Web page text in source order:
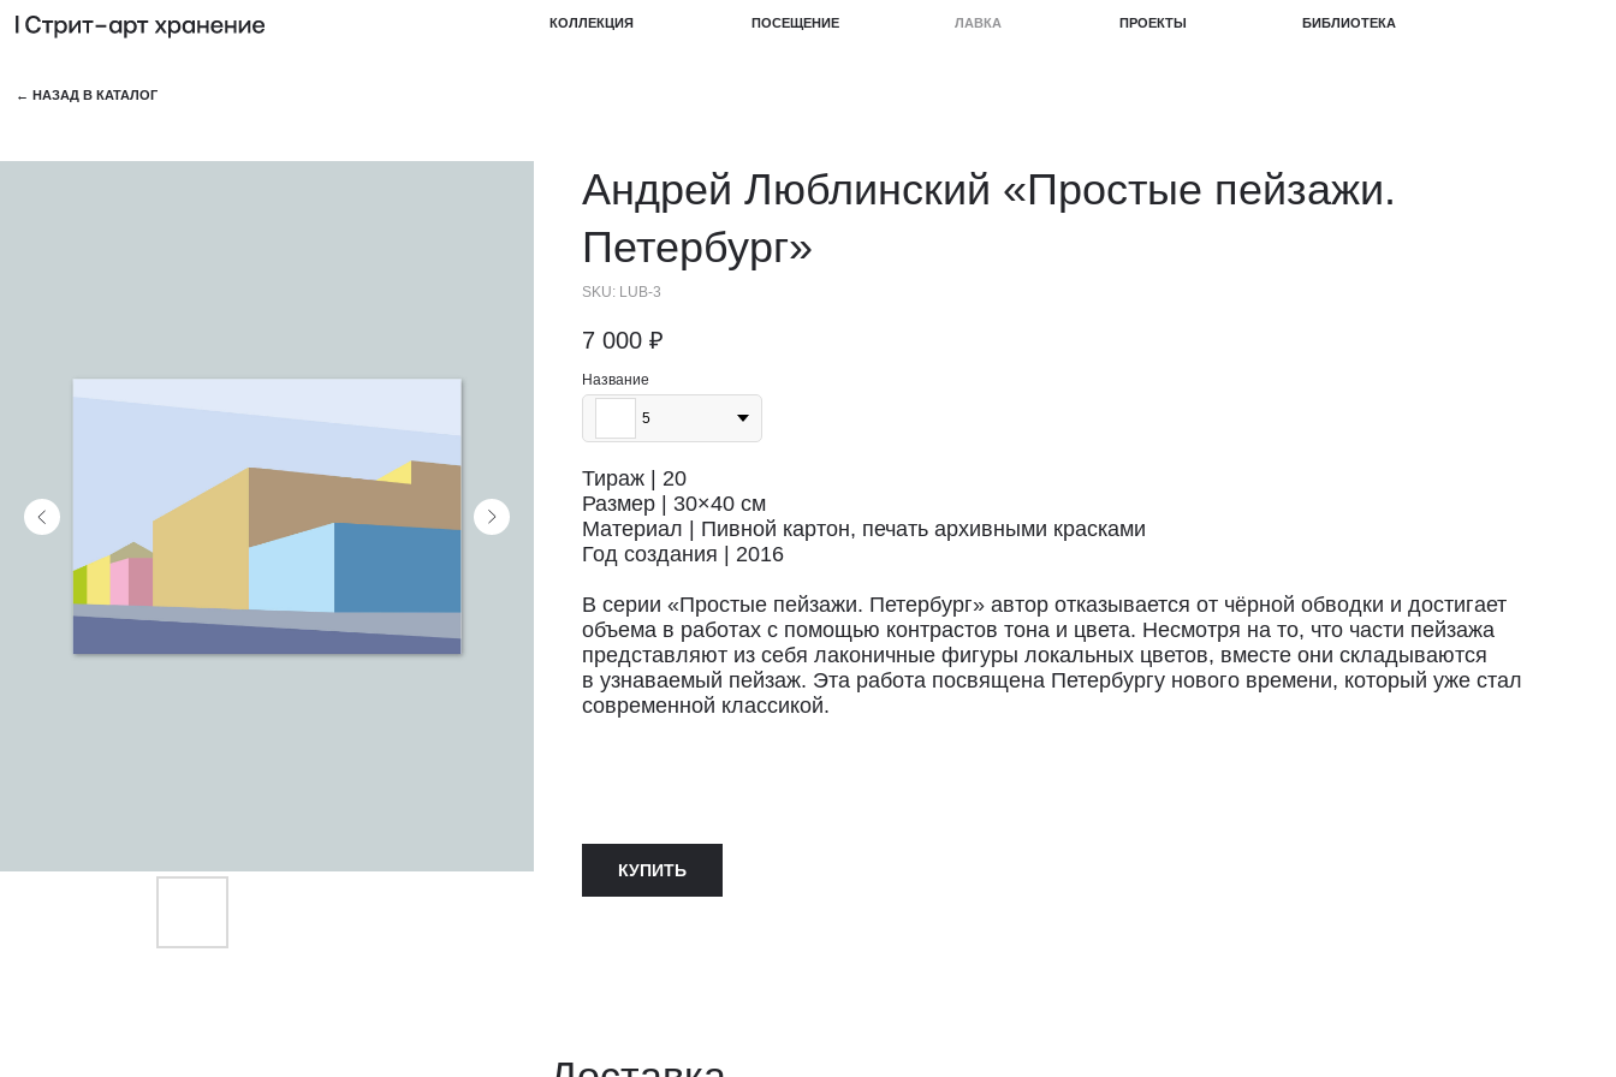
КОЛЛЕКЦИЯ ПРОЕКТЫ БИБЛИОТЕКА
Андрей Люблинский «Простые пейзажи.
Петербург»
SKU: LUB-3
7 000 ₽
Название
5
Тираж | 20
Размер | 30×40 см
Материал | Пивной картон, печать архивными красками
Год создания | 2016
В серии «Простые пейзажи. Петербург» автор отказывается от чёрной обводки и достигает
объема в работах с помощью контрастов тона и цвета. Несмотря на то, что части пейзажа
представляют из себя лаконичные фигуры локальных цветов, вместе они складываются
в узнаваемый пейзаж. Эта работа посвящена Петербургу нового времени, который уже стал
современной классикой.
КУПИТЬ
Самовывоз из магазина в Санкт-Петербурге возможен